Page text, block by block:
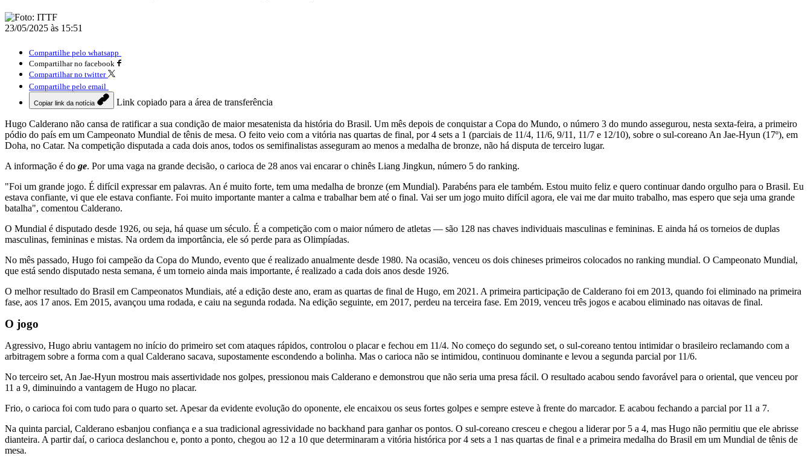
23/05/2025 às 15:51
Compartilhe pelo whatsapp
Compartilhar no facebook
Compartilhar no twitter
Compartilhe pelo email
Copiar link da notícia Link copiado para a área de transferência
Hugo Calderano não cansa de ratificar a sua condição de maior mesatenista da história do Brasil. Um mês depois de conquistar a Copa do Mundo, o número 3 do mundo assegurou, nesta sexta-feira, a primeiro
pódio do país em um Campeonato Mundial de tênis de mesa. O feito veio com a vitória nas quartas de final, por 4 sets a 1 (parciais de 11/4, 11/6, 9/11, 11/7 e 12/10), sobre o sul-coreano An Jae-Hyun (17º), em
Doha, no Catar. Na competição disputada a cada dois anos, todos os semifinalistas asseguram ao menos a medalha de bronze, não há disputa de terceiro lugar.
A informação é do ge. Por uma vaga na grande decisão, o carioca de 28 anos vai encarar o chinês Liang Jingkun, número 5 do ranking.
"Foi um grande jogo. É difícil expressar em palavras. An é muito forte, tem uma medalha de bronze (em Mundial). Parabéns para ele também. Estou muito feliz e quero continuar dando orgulho para o Brasil. Eu
estava confiante, vi que ele estava confiante. Foi muito importante manter a calma e trabalhar bem até o final. Vai ser um jogo muito difícil agora, ele vai me dar muito trabalho, mas espero que seja uma grande
batalha", comentou Calderano.
O Mundial é disputado desde 1926, ou seja, há quase um século. É a competição com o maior número de atletas — são 128 nas chaves individuais masculinas e femininas. E ainda há os torneios de duplas
masculinas, femininas e mistas. Na ordem da importância, ele só perde para as Olimpíadas.
No mês passado, Hugo foi campeão da Copa do Mundo, evento que é realizado anualmente desde 1980. Na ocasião, venceu os dois chineses primeiros colocados no ranking mundial. O Campeonato Mundial,
que está sendo disputado nesta semana, é um torneio ainda mais importante, é realizado a cada dois anos desde 1926.
O melhor resultado do Brasil em Campeonatos Mundiais, até a edição deste ano, eram as quartas de final de Hugo, em 2021. A primeira participação de Calderano foi em 2013, quando foi eliminado na primeira
fase, aos 17 anos. Em 2015, avançou uma rodada, e caiu na segunda rodada. Na edição seguinte, em 2017, perdeu na terceira fase. Em 2019, venceu três jogos e acabou eliminado nas oitavas de final.
O jogo
Agressivo, Hugo abriu vantagem no início do primeiro set com ataques rápidos, controlou o placar e fechou em 11/4. No começo do segundo set, o sul-coreano tentou intimidar o brasileiro reclamando com a
arbitragem sobre a forma com a qual Calderano sacava, supostamente escondendo a bolinha. Mas o carioca não se intimidou, continuou dominante e levou a segunda parcial por 11/6.
No terceiro set, An Jae-Hyun mostrou mais assertividade nos golpes, pressionou mais Calderano e demonstrou que não seria uma presa fácil. O resultado acabou sendo favorável para o oriental, que venceu por
11 a 9, diminuindo a vantagem de Hugo no placar.
Frio, o carioca foi com tudo para o quarto set. Apesar da evidente evolução do oponente, ele encaixou os seus fortes golpes e sempre esteve à frente do marcador. E acabou fechando a parcial por 11 a 7.
Na quinta parcial, Calderano esbanjou confiança e a sua tradicional agressividade no backhand para ganhar os pontos. O sul-coreano cresceu e chegou a liderar por 5 a 4, mas Hugo não permitiu que ele abrisse
dianteira. A partir daí, o carioca deslanchou e, ponto a ponto, chegou ao 12 a 10 que determinaram a vitória histórica por 4 sets a 1 nas quartas de final e a primeira medalha do Brasil em um Mundial de tênis de
mesa.